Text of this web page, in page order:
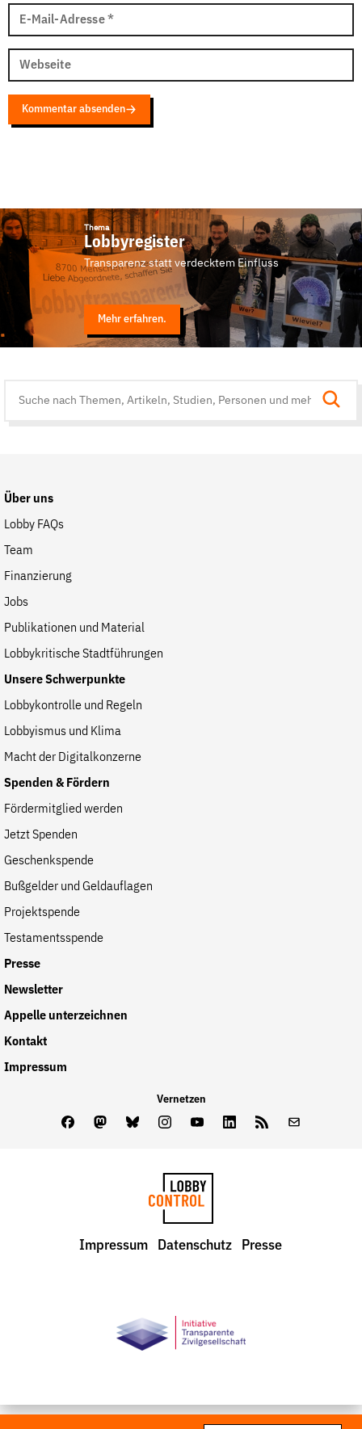
E-Mail-Adresse *
Webseite
Kommentar absenden
Thema
Lobbyregister
Transparenz statt verdecktem Einfluss
Mehr erfahren.
Über uns
Lobby FAQs
Team
Finanzierung
Jobs
Publikationen und Material
Lobbykritische Stadtführungen
Unsere Schwerpunkte
Lobbykontrolle und Regeln
Lobbyismus und Klima
Macht der Digitalkonzerne
Spenden & Fördern
Fördermitglied werden
Jetzt Spenden
Geschenkspende
Bußgelder und Geldauflagen
Projektspende
Testamentsspende
Presse
Newsletter
Appelle unterzeichnen
Kontakt
Impressum
Vernetzen
FacebookMastodon
BlueskyInstagram
YoutubeLinkedInFeed
LobbyControl
Impressum Datenschutz Presse